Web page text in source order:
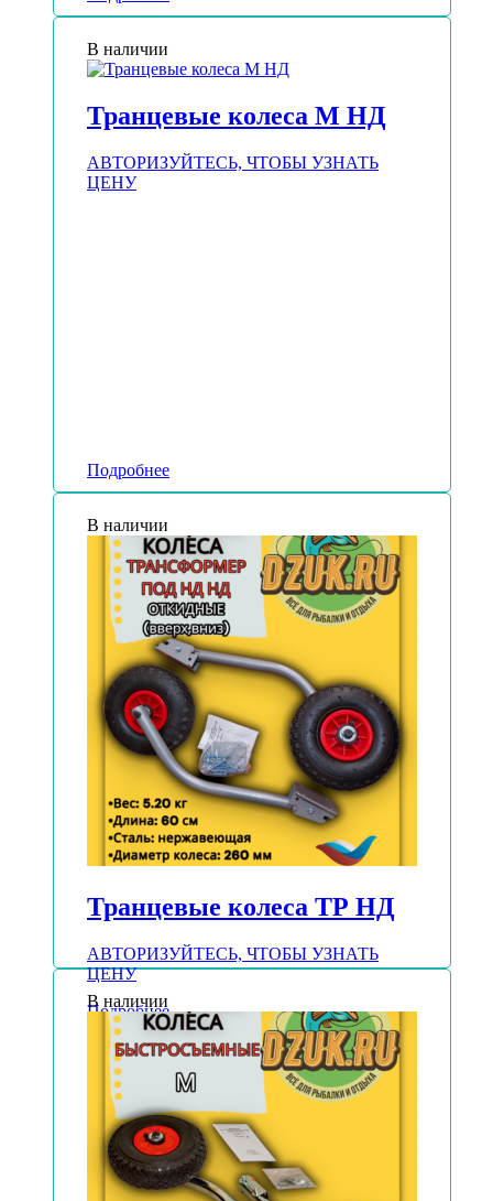
В наличии
Транцевые колеса М НД
АВТОРИЗУЙТЕСЬ, ЧТОБЫ УЗНАТЬ
ЦЕНУ
Подробнее
В наличии
Транцевые колеса ТР НД
АВТОРИЗУЙТЕСЬ, ЧТОБЫ УЗНАТЬ
ЦЕНУ
Подробнее
В наличии